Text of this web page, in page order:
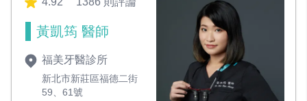
黃凱筠 醫師
福美牙醫診所
新北市新莊區福德二街
59、61號